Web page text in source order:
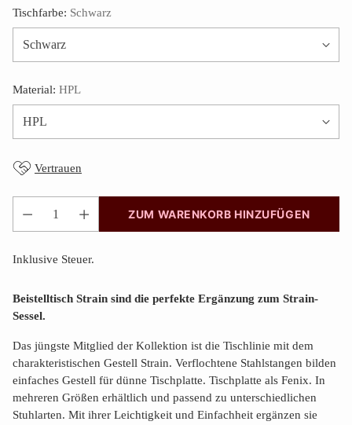
Tischfarbe: Schwarz
Material: HPL
Vertrauen
Anzahl
ZUM WARENKORB HINZUFÜGEN
Inklusive Steuer.
Beistelltisch Strain sind die perfekte Ergänzung zum Strain-
Sessel.
Das jüngste Mitglied der Kollektion ist die Tischlinie mit dem
charakteristischen Gestell Strain. Verflochtene Stahlstangen bilden
einfaches Gestell für dünne Tischplatte. Tischplatte als Fenix. In
mehreren Größen erhältlich und passend zu unterschiedlichen
Stuhlarten. Mit ihrer Leichtigkeit und Einfachheit ergänzen sie